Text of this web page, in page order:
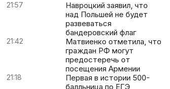
21:57
Навроцкий заявил, что
над Польшей не будет
развеваться
бандеровский флаг
21:42
Матвиенко отметила, что
граждан РФ могут
предостеречь от
посещения Армении
21:18
Первая в истории 500-
балльница по ЕГЭ